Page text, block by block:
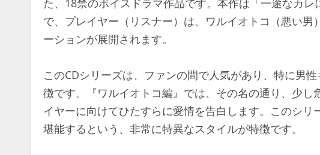
た、18禁のボイスドラマ作品です。本作は「一途なカ
で、プレイヤー（リスナー）は、ワルイオトコ（悪い
ーションが展開されます。
このCDシリーズは、ファンの間で人気があり、特に男
徴です。『ワルイオトコ編』では、その名の通り、少
イヤーに向けてひたすらに愛情を告白します。このシ
堪能するという、非常に特異なスタイルが特徴です。